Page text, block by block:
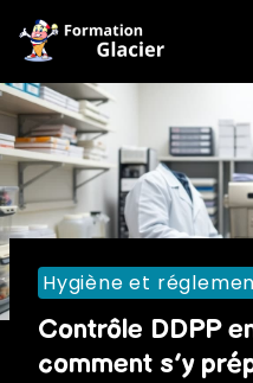
content
Hygiène et
Contrôle DDPP
comment s’y